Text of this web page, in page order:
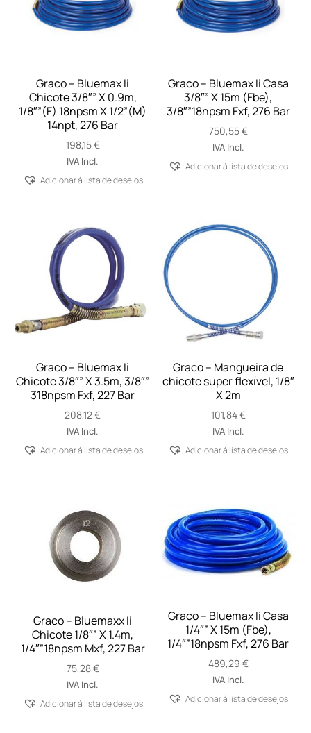
Graco – Bluemax Ii
Chicote 3/8″” X 0.9m,
1/8″”(F) 18npsm X 1/2”(M)
14npt, 276 Bar
198,15€
IVA Incl.
Adicionar á lista de desejos
Graco – Bluemax Ii Casa
3/8″” X 15m (Fbe),
3/8″”18npsm Fxf, 276 Bar
750,55€
IVA Incl.
Adicionar á lista de desejos
Graco – Bluemax Ii
Chicote 3/8″” X 3.5m, 3/8″”
318npsm Fxf, 227 Bar
208,12€
IVA Incl.
Adicionar á lista de desejos
Graco – Mangueira de
chicote super flexível, 1/8″
X 2m
101,84€
IVA Incl.
Adicionar á lista de desejos
Graco – Bluemaxx Ii
Chicote 1/8″” X 1.4m,
1/4″”18npsm Mxf, 227 Bar
75,28€
IVA Incl.
Adicionar á lista de desejos
Graco – Bluemax Ii Casa
1/4″” X 15m (Fbe),
1/4″”18npsm Fxf, 276 Bar
489,29 €
IVA Incl.
Adicionar á lista de desejos